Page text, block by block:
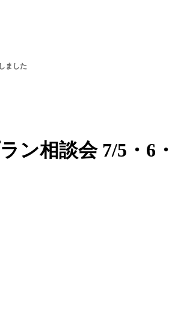
ました
ン相談会 7/5・6・